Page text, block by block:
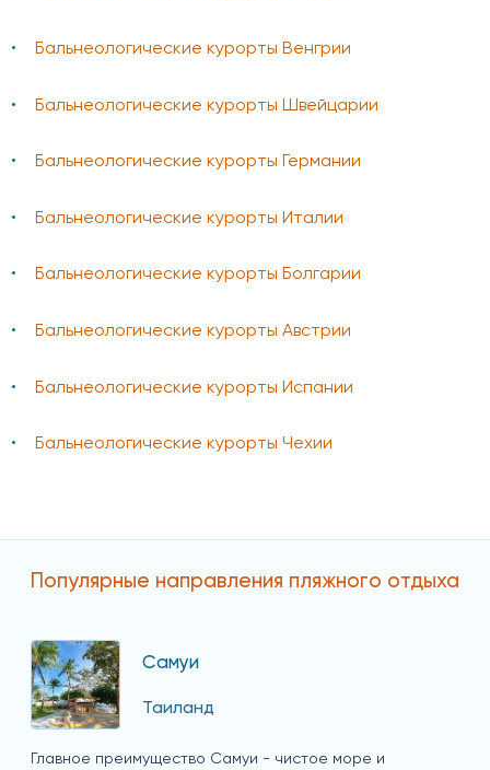
Бальнеологические курорты Венгрии
Бальнеологические курорты Швейцарии
Бальнеологические курорты Германии
Бальнеологические курорты Италии
Бальнеологические курорты Болгарии
Бальнеологические курорты Австрии
Бальнеологические курорты Испании
Бальнеологические курорты Чехии
Популярные направления пляжного отдыха
Самуи
Таиланд
Главное преимущество Самуи - чистое море и